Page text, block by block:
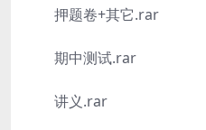
押题卷+其它.rar
期中测试.rar
讲义.rar